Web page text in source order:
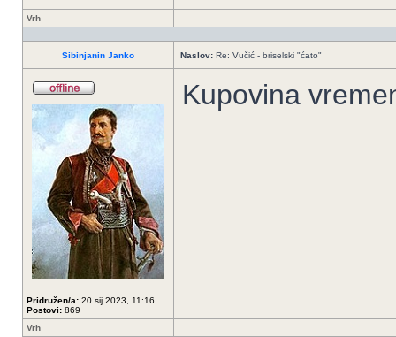
Vrh
Sibinjanin Janko Naslov: Re: Vučić - briselski "ćato"
Pridružen/a: 20 sij 2023, 11:16
Postovi: 869
Kupovina
Vrh